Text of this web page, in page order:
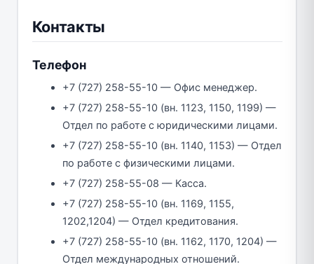
Контакты
Телефон
+7 (727) 258-55-10 — Офис менеджер.
+7 (727) 258-55-10 (вн. 1123, 1150, 1199) —
Отдел по работе с юридическими лицами.
+7 (727) 258-55-10 (вн. 1140, 1153) — Отдел
по работе с физическими лицами.
+7 (727) 258-55-08 — Касса.
+7 (727) 258-55-10 (вн. 1169, 1155,
1202,1204) — Отдел кредитования.
+7 (727) 258-55-10 (вн. 1162, 1170, 1204) —
Отдел международных отношений.